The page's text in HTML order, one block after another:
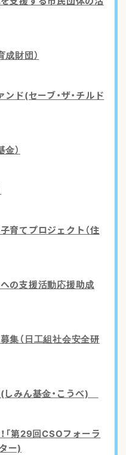
財団）
ド(セーブ・ザ・チルド
）
育てプロジェクト（住
の支援活動応援助成
集（日工組社会安全研
みん基金・こうべ)
「第29回CSOフォーラ
ー)